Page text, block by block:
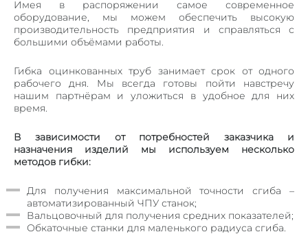
КОРЗИНЫ КОНДИЦИОНЕРОВ
ОБЛИЦОВКА КОЛОНН
ОГРАЖДЕНИЯ
ВЕНТИЛЯЦИОННЫЕ РЕШЕТКИ
МЕТАЛЛИЧЕСКИЙ ПРОФИЛЬ П, Z – ОБРАЗНЫЙ
ОТКОСЫ И ОТЛИВЫ
ЛИФТОВЫЕ ПОРТАЛЫ
КОРПУСА ИЗ МЕТАЛЛА
МЕТАЛЛИЧЕСКИЕ КАРКАСЫ
Имея в распоряжении самое современное
оборудование, мы можем обеспечить высокую
производительность предприятия и справляться с
большими объёмами работы.
Гибка оцинкованных труб занимает срок от одного
рабочего дня. Мы всегда готовы пойти навстречу
нашим партнёрам и уложиться в удобное для них
время.
В зависимости от потребностей заказчика и
назначения изделий мы используем несколько
методов гибки:
Для получения максимальной точности сгиба –
автоматизированный ЧПУ станок;
Вальцовочный для получения средних показателей;
Обкаточные станки для маленького радиуса сгиба.